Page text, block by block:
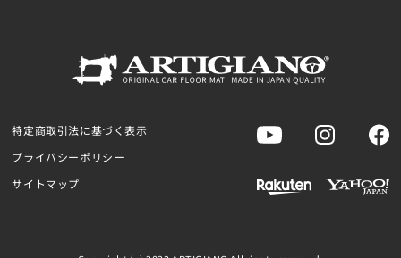
特定商取引法に基づく表示
プライバシーポリシー
サイトマップ